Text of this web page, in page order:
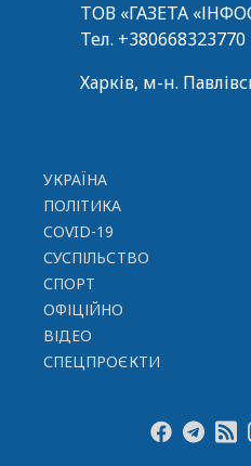
ТОВ «ГАЗЕТА
Тел. +380668323770
Харків, м-н.
УКРАЇНА
ПОЛІТИКА
COVID-19
СУСПІЛЬСТВО
СПОРТ
ОФІЦІЙНО
ВІДЕО
СПЕЦПРОЄКТИ